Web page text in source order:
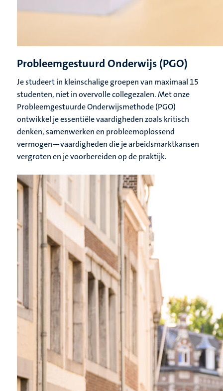
Probleemgestuurd Onderwijs (PGO)
Je studeert in kleinschalige groepen van maximaal 15
studenten, niet in overvolle collegezalen. Met onze
Probleemgestuurde Onderwijsmethode (PGO)
ontwikkel je essentiële vaardigheden zoals kritisch
denken, samenwerken en probleemoplossend
vermogen—vaardigheden die je arbeidsmarktkansen
vergroten en je voorbereiden op de praktijk.